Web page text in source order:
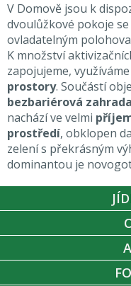
V Domově jsou k
dvoulůžkové pokoje
ovladatelným
K množství
zapojujeme, využíváme
prostory. Součástí
bezbariérová
nachází ve velmi
prostředí, obklopen
zelení s překrásným
dominantou je